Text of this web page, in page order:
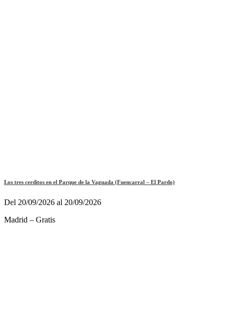
Los tres cerditos en el Parque de la Vaguada (Fuencarral – El Pardo)
Del 20/09/2026 al 20/09/2026
Madrid – Gratis